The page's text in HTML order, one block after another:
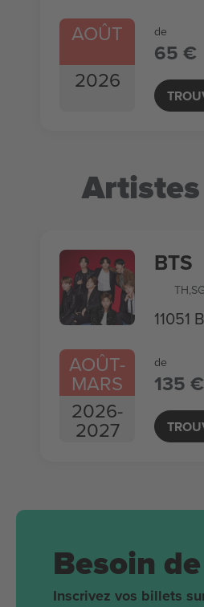
AOÛT
2026
de
65 €
AOÛT-
MARS
2026-
2027
BTS
TH,SG
11051
de
135 €
Besoin
Inscrivez vos billets